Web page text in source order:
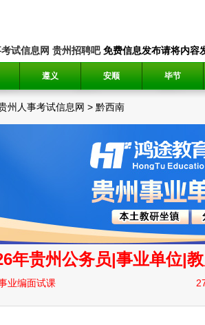
试信息网 贵州招聘吧免费信息发布请将内容
遵义 安顺 毕节
州人事考试信息网 > 黔西南